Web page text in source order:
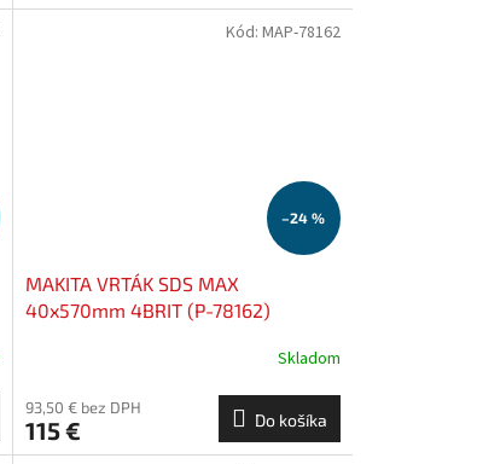
–24 %
MAKITA VRTÁK SDS MAX
40x570mm 4BRIT (P-78162)
Skladom
93,50 € bez DPH
115 € Do košíka
Kód: MAP-78162